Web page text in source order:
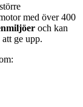
med över 400
och kan
ge upp.